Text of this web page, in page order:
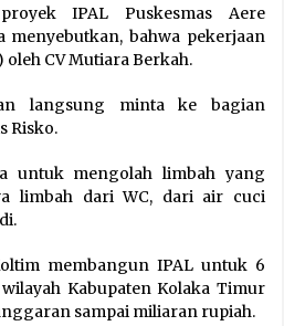
IPAL Puskesmas Aere
menyebutkan, bahwa pekerjaan
CV Mutiara Berkah.
langsung minta ke bagian
Risko.
untuk mengolah limbah yang
limbah dari WC, dari air cuci
membangun IPAL untuk 6
Kabupaten Kolaka Timur
sampai miliaran rupiah.